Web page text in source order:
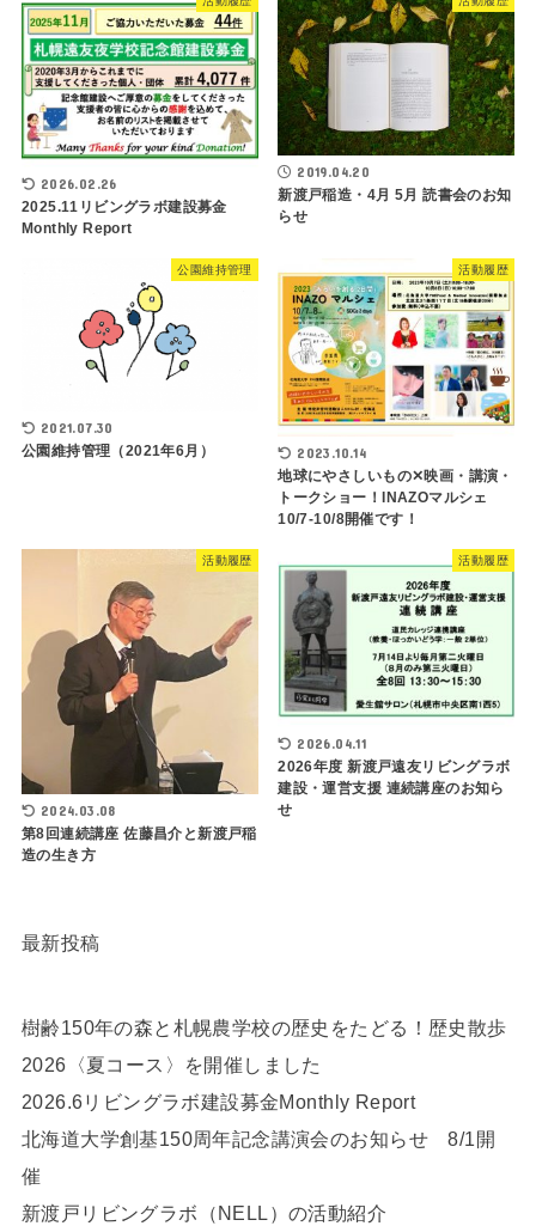
2026.02.26
2025.11リビングラボ建設募金
Monthly Report
2019.04.20
新渡戸稲造・4月 5月 読書会のお知
らせ
公園維持管理
2021.07.30
公園維持管理（2021年6月）
活動履歴
2023.10.14
地球にやさしいもの✕映画・講演・
トークショー！INAZOマルシェ
10/7-10/8開催です！
活動履歴
2024.03.08
第8回連続講座 佐藤昌介と新渡戸稲
造の生き方
活動履歴
2026.04.11
2026年度 新渡戸遠友リビングラボ
建設・運営支援 連続講座のお知ら
せ
最新投稿
樹齢150年の森と札幌農学校の歴史をたどる！歴史散歩
2026〈夏コース〉を開催しました
2026.6リビングラボ建設募金Monthly Report
北海道大学創基150周年記念講演会のお知らせ 8/1開
催
新渡戸リビングラボ（NELL）の活動紹介